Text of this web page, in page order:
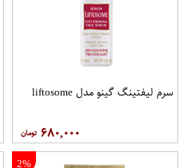
سرم لیفتینگ گینو مدل liftosome
۶۸۰,۰۰۰
2%